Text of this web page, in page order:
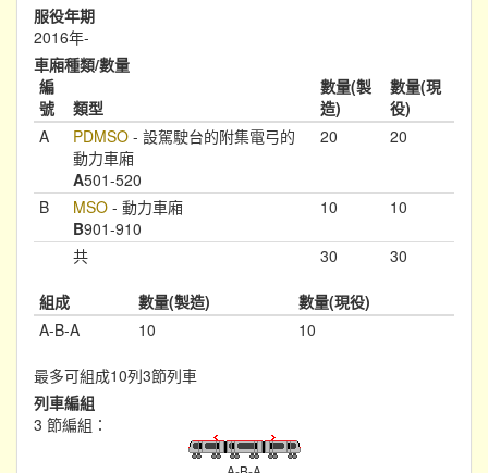
服役年期
2016年-
車廂種類/數量
編
號
類型
數量(製
造)
數量(現
役)
A
PDMSO - 設駕駛台的附集電弓的
動力車廂
A501-520
20 20
B MSO - 動力車廂
B901-910
10 10
共 30 30
組成 數量(製造)
數量(現役)
A-B-A
10 10
最多可組成10列3節列車
列車編組
3 節編組：